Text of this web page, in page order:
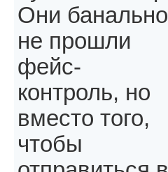
Они банально
не прошли
фейс-
контроль, но
вместо того,
чтобы